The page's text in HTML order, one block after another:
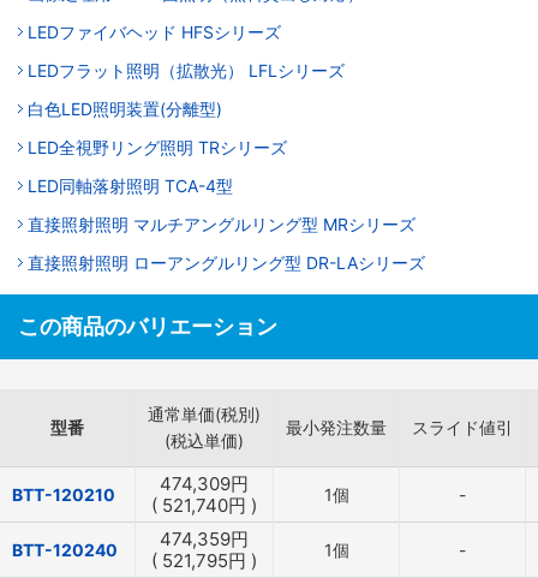
LEDファイバヘッド HFSシリーズ
LEDフラット照明（拡散光） LFLシリーズ
白色LED照明装置(分離型)
LED全視野リング照明 TRシリーズ
LED同軸落射照明 TCA-4型
直接照射照明 マルチアングルリング型 MRシリーズ
直接照射照明 ローアングルリング型 DR-LAシリーズ
この商品のバリエーション
型番
通常単価(税別)
(税込単価)
最小発注数量 スライド値引
BTT-120210 474,309円
( 521,740円 ) 1個 -
BTT-120240 474,359円
( 521,795円 ) 1個 -